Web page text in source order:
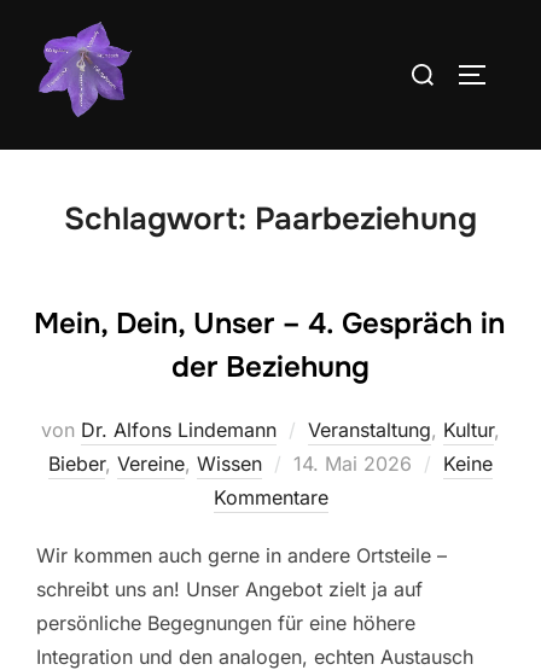
Inhalt
springen
Suchen
Schlagwort: Paarbeziehung
Mein, Dein, Unser – 4. Gespräch in
der Beziehung
von Dr. Alfons Lindemann Veranstaltung, Kultur,
Bieber, Vereine, Wissen
Veröffentlicht
am
14. Mai 2026
Keine
Kommentare
Wir kommen auch gerne in andere Ortsteile –
schreibt uns an! Unser Angebot zielt ja auf
persönliche Begegnungen für eine höhere
Integration und den analogen, echten Austausch